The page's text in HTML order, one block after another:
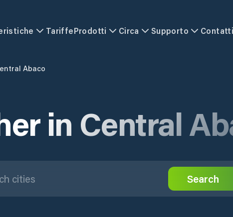
TariffeProdotti Circa Supporto Contatti
Abaco
in Central
Search